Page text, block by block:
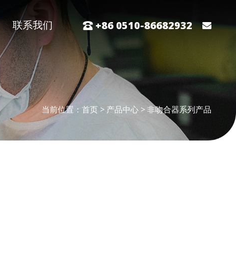
联系我们 +86 0510-86682932
当前位置：首页 > 产品中心 >非吻合器系列产品